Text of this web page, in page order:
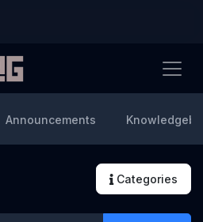
Categories
Announcements